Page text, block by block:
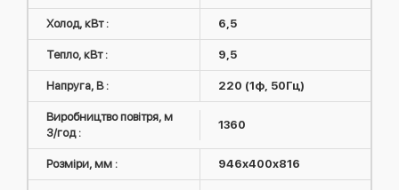
Холод, кВт : 6,5
Тепло, кВт : 9,5
Напруга, В : 220 (1ф, 50Гц)
Виробництво повітря, м
3/год :
1360
Розміри, мм : 946x400x816